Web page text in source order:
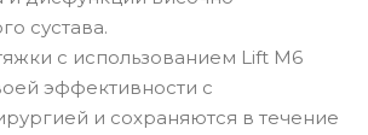
сустава.
с использованием Lift M6
эффективности с
и сохраняются в течение